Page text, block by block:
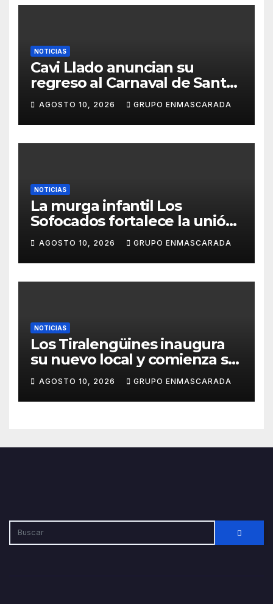
NOTICIAS
Cavi Llado anuncian su
regreso al Carnaval de Santa
Cruz de Tenerife 2027
AGOSTO 10, 2026 GRUPO ENMASCARADA
NOTICIAS
La murga infantil Los
Sofocados fortalece la unión
del grupo con una jornada de
convivencia en la playa de
Antequera
AGOSTO 10, 2026 GRUPO ENMASCARADA
NOTICIAS
Los Tiralengüines inaugura
su nuevo local y comienza su
camino hacia el Carnaval
2027
AGOSTO 10, 2026 GRUPO ENMASCARADA